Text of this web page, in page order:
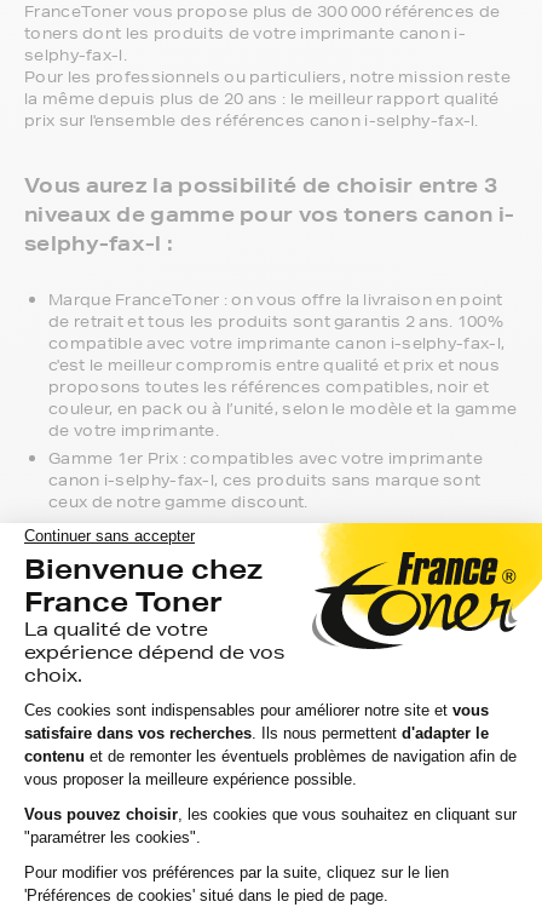
FranceToner vous propose plus de 300 000 références de
toners dont les produits de votre imprimante canon i-
selphy-fax-l.
Pour les professionnels ou particuliers, notre mission reste
la même depuis plus de 20 ans : le meilleur rapport qualité
prix sur l'ensemble des références canon i-selphy-fax-l.
Vous aurez la possibilité de choisir entre 3
niveaux de gamme pour vos toners canon i-
selphy-fax-l :
Marque FranceToner : on vous offre la livraison en point
de retrait et tous les produits sont garantis 2 ans. 100%
compatible avec votre imprimante canon i-selphy-fax-l,
c'est le meilleur compromis entre qualité et prix et nous
proposons toutes les références compatibles, noir et
couleur, en pack ou à l’unité, selon le modèle et la gamme
de votre imprimante.
Gamme 1er Prix : compatibles avec votre imprimante
canon i-selphy-fax-l, ces produits sans marque sont
ceux de notre gamme discount.
Marque constructeur : si vous avez l'habitude d'aller
chercher vos toners canon i-selphy-fax-l en magasin,
gagnez du temps en vous faisant livrer directement chez
vous.
Si vous avez la moindre question sur la
imprimante canon i-selphy-fax-l, nous
sommes à votre écoute.
Notre équipe de conseillers saura vous accompagner sur le
meilleur choix ou sur l'installation de vos toners. Ils sont
disponibles soit par message au sein de votre espace client
ou directement par téléphone.
Une fois votre choix effectué, votre paiement est effectué